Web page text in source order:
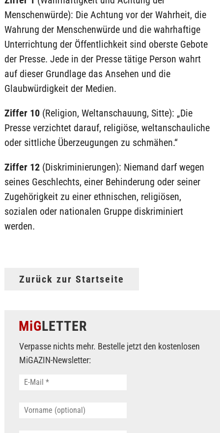
Menschenwürde): Die Achtung vor der Wahrheit, die
Wahrung der Menschenwürde und die wahrhaftige
Unterrichtung der Öffentlichkeit sind oberste Gebote
der Presse. Jede in der Presse tätige Person wahrt
auf dieser Grundlage das Ansehen und die
Glaubwürdigkeit der Medien.
Ziffer 10(Religion, Weltanschauung, Sitte): „Die
Presse verzichtet darauf, religiöse, weltanschauliche
oder sittliche Überzeugungen zu schmähen.“
Ziffer 12(Diskriminierungen): Niemand darf wegen
seines Geschlechts, einer Behinderung oder seiner
Zugehörigkeit zu einer ethnischen, religiösen,
sozialen oder nationalen Gruppe diskriminiert
werden.
Zurück zur Startseite
MiGLETTER
Verpasse nichts mehr. Bestelle jetzt den kostenlosen
MiGAZIN-Newsletter: